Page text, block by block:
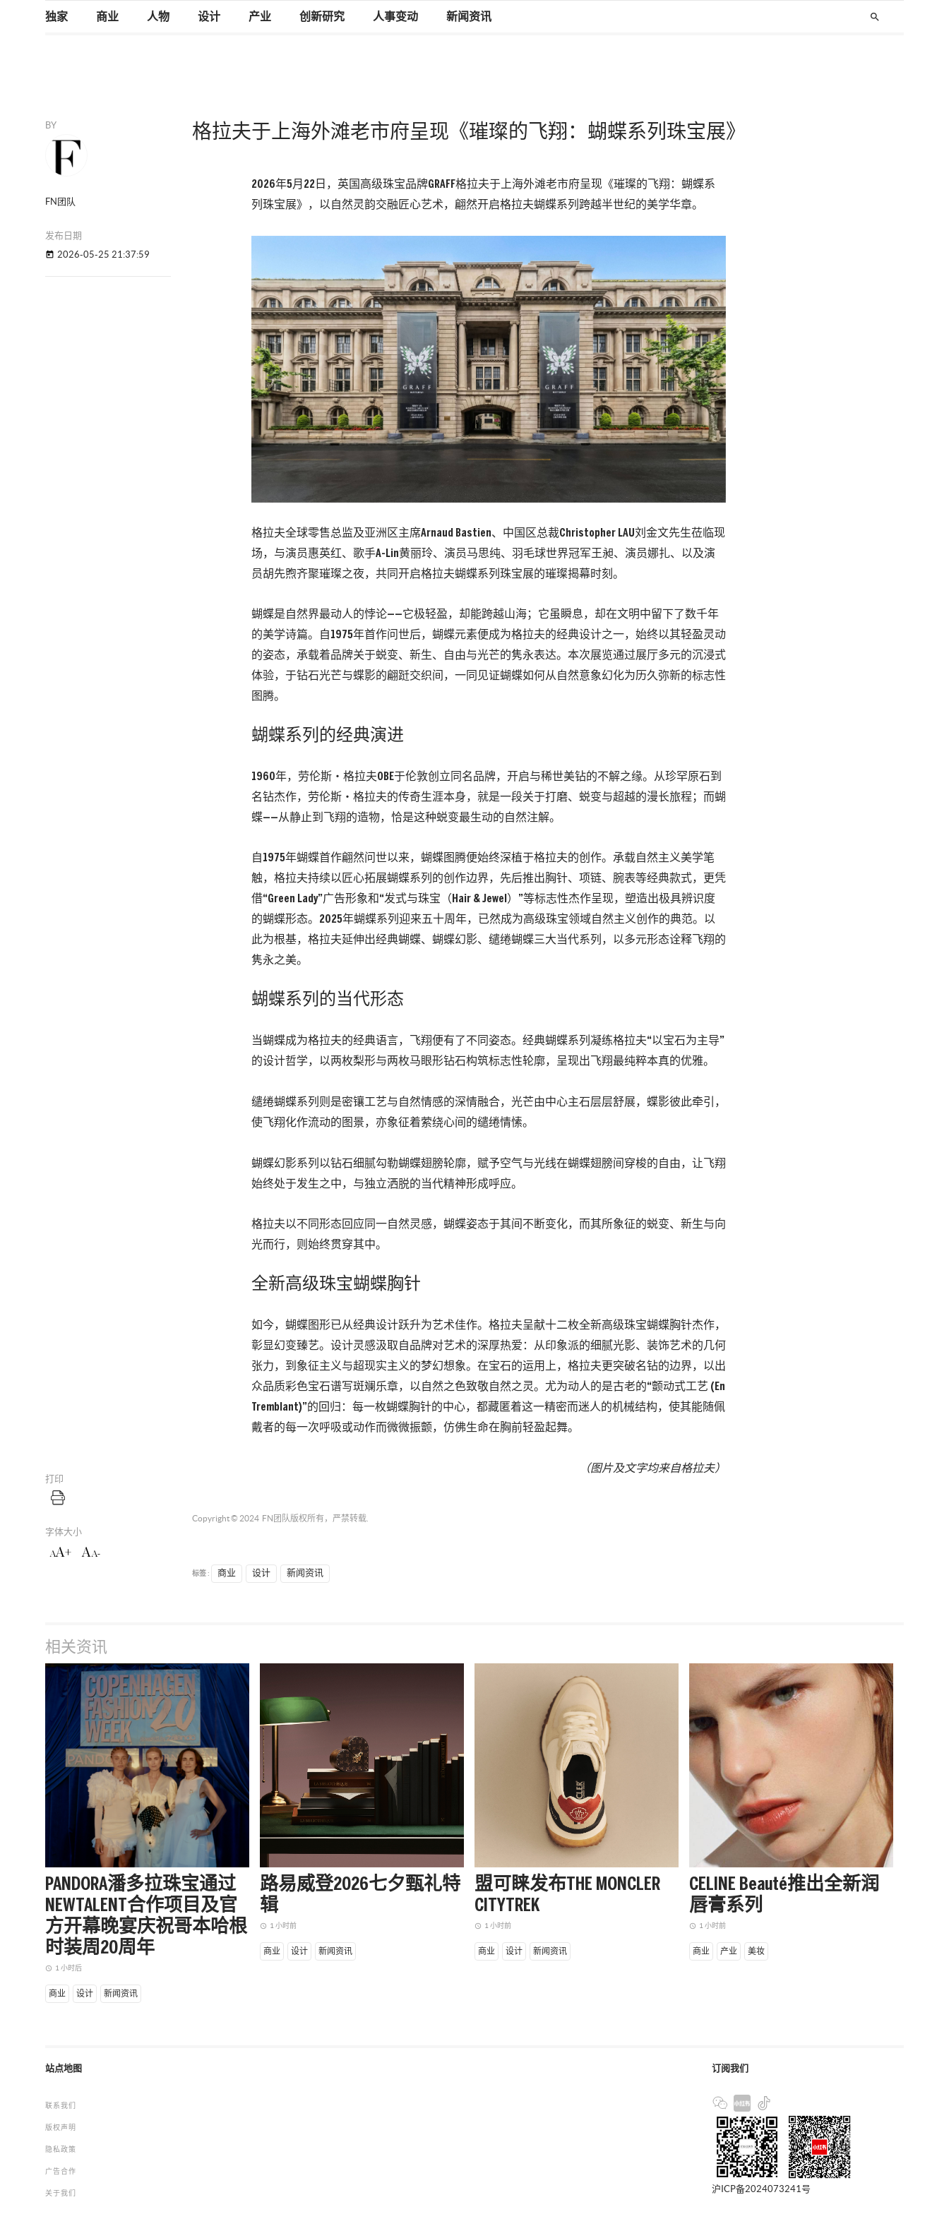
独家 商业 人物 设计 产业 创新研究 人事变动 新闻资讯 search
BY
FN团队
发布日期
today 2026-05-25 21:37:59
打印
字体大小
AA+ AA-
格拉夫于上海外滩老市府呈现《璀璨的飞翔：蝴蝶系列珠宝展》
2026年5月22日，英国高级珠宝品牌GRAFF格拉夫于上海外滩老市府呈现《璀璨的飞翔：蝴蝶系
列珠宝展》，以自然灵韵交融匠心艺术，翩然开启格拉夫蝴蝶系列跨越半世纪的美学华章。
格拉夫全球零售总监及亚洲区主席Arnaud Bastien、中国区总裁Christopher LAU刘金文先生莅临现
场，与演员惠英红、歌手A-Lin黄丽玲、演员马思纯、羽毛球世界冠军王昶、演员娜扎、以及演
员胡先煦齐聚璀璨之夜，共同开启格拉夫蝴蝶系列珠宝展的璀璨揭幕时刻。
蝴蝶是自然界最动人的悖论——它极轻盈，却能跨越山海；它虽瞬息，却在文明中留下了数千年
的美学诗篇。自1975年首作问世后，蝴蝶元素便成为格拉夫的经典设计之一，始终以其轻盈灵动
的姿态，承载着品牌关于蜕变、新生、自由与光芒的隽永表达。本次展览通过展厅多元的沉浸式
体验，于钻石光芒与蝶影的翩跹交织间，一同见证蝴蝶如何从自然意象幻化为历久弥新的标志性
图腾。
蝴蝶系列的经典演进
1960年，劳伦斯‧格拉夫OBE于伦敦创立同名品牌，开启与稀世美钻的不解之缘。从珍罕原石到
名钻杰作，劳伦斯‧格拉夫的传奇生涯本身，就是一段关于打磨、蜕变与超越的漫长旅程；而蝴
蝶——从静止到飞翔的造物，恰是这种蜕变最生动的自然注解。
自1975年蝴蝶首作翩然问世以来，蝴蝶图腾便始终深植于格拉夫的创作。承载自然主义美学笔
触，格拉夫持续以匠心拓展蝴蝶系列的创作边界，先后推出胸针、项链、腕表等经典款式，更凭
借“Green Lady”广告形象和“发式与珠宝（Hair & Jewel）”等标志性杰作呈现，塑造出极具辨识度
的蝴蝶形态。2025年蝴蝶系列迎来五十周年，已然成为高级珠宝领域自然主义创作的典范。以
此为根基，格拉夫延伸出经典蝴蝶、蝴蝶幻影、缱绻蝴蝶三大当代系列，以多元形态诠释飞翔的
隽永之美。
蝴蝶系列的当代形态
当蝴蝶成为格拉夫的经典语言，飞翔便有了不同姿态。经典蝴蝶系列凝练格拉夫“以宝石为主导”
的设计哲学，以两枚梨形与两枚马眼形钻石构筑标志性轮廓，呈现出飞翔最纯粹本真的优雅。
缱绻蝴蝶系列则是密镶工艺与自然情感的深情融合，光芒由中心主石层层舒展，蝶影彼此牵引，
使飞翔化作流动的图景，亦象征着萦绕心间的缱绻情愫。
蝴蝶幻影系列以钻石细腻勾勒蝴蝶翅膀轮廓，赋予空气与光线在蝴蝶翅膀间穿梭的自由，让飞翔
始终处于发生之中，与独立洒脱的当代精神形成呼应。
格拉夫以不同形态回应同一自然灵感，蝴蝶姿态于其间不断变化，而其所象征的蜕变、新生与向
光而行，则始终贯穿其中。
全新高级珠宝蝴蝶胸针
如今，蝴蝶图形已从经典设计跃升为艺术佳作。格拉夫呈献十二枚全新高级珠宝蝴蝶胸针杰作，
彰显幻变臻艺。设计灵感汲取自品牌对艺术的深厚热爱：从印象派的细腻光影、装饰艺术的几何
张力，到象征主义与超现实主义的梦幻想象。在宝石的运用上，格拉夫更突破名钻的边界，以出
众品质彩色宝石谱写斑斓乐章，以自然之色致敬自然之灵。尤为动人的是古老的“颤动式工艺 (En
Tremblant)”的回归：每一枚蝴蝶胸针的中心，都藏匿着这一精密而迷人的机械结构，使其能随佩
戴者的每一次呼吸或动作而微微振颤，仿佛生命在胸前轻盈起舞。
（图片及文字均来自格拉夫）
Copyright © 2024 FN团队 版权所有，严禁转载.
标签 : 商业 设计 新闻资讯
相关资讯
PANDORA潘多拉珠宝通过
NEWTALENT合作项目及官
方开幕晚宴庆祝哥本哈根
时装周20周年
access_time 1 小时后
商业 设计 新闻资讯
路易威登2026七夕甄礼特
辑
access_time 1 小时前
商业 设计 新闻资讯
盟可睐发布THE MONCLER
CITYTREK
access_time 1 小时前
商业 设计 新闻资讯
CELINE Beauté推出全新润
唇膏系列
access_time 1 小时前
商业 产业 美妆
订阅我们
沪ICP备2024073241号
站点地图
联系我们
版权声明
隐私政策
广告合作
关于我们